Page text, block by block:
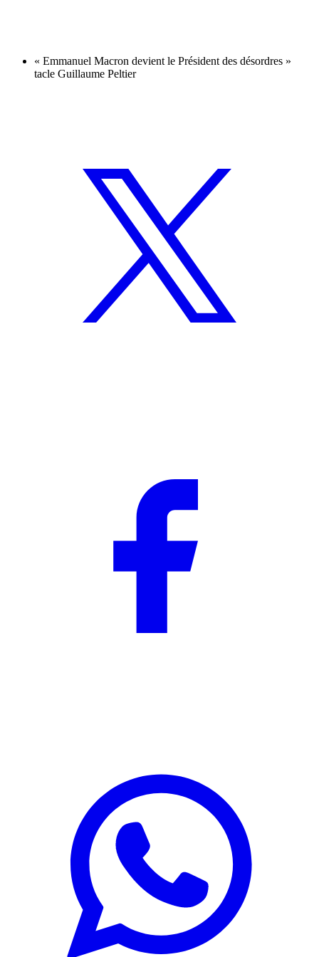
« Emmanuel Macron devient le Président des désordres »
tacle Guillaume Peltier